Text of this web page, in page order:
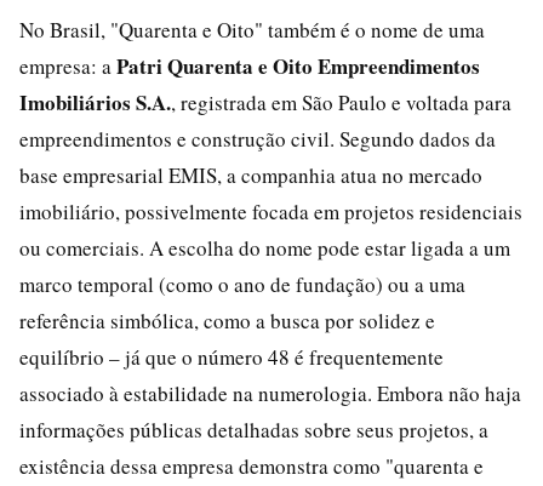
No Brasil, "Quarenta e Oito" também é o nome de uma
empresa: a Patri Quarenta e Oito Empreendimentos
Imobiliários S.A., registrada em São Paulo e voltada para
empreendimentos e construção civil. Segundo dados da
base empresarial EMIS, a companhia atua no mercado
imobiliário, possivelmente focada em projetos residenciais
ou comerciais. A escolha do nome pode estar ligada a um
marco temporal (como o ano de fundação) ou a uma
referência simbólica, como a busca por solidez e
equilíbrio – já que o número 48 é frequentemente
associado à estabilidade na numerologia. Embora não haja
informações públicas detalhadas sobre seus projetos, a
existência dessa empresa demonstra como "quarenta e